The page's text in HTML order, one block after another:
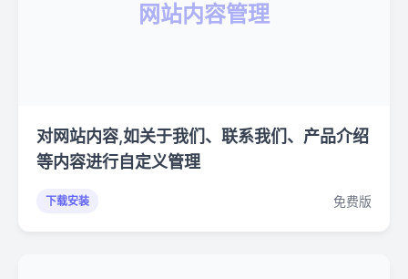
网站内容管理
对网站内容,如关于我们、联系我们、产品介绍
等内容进行自定义管理
下载安装 免费版